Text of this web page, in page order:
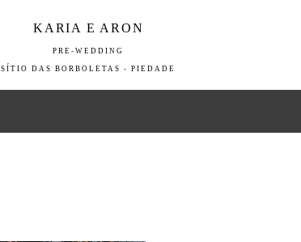
KARIA E ARON
PRE-WEDDING
SÍTIO DAS BORBOLETAS - PIEDADE